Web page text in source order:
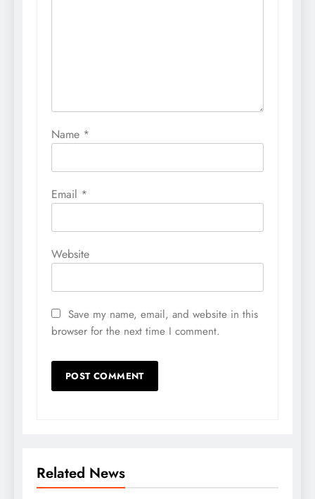
Name *
Email *
Website
Save my name, email, and website in this
browser for the next time I comment.
Related News